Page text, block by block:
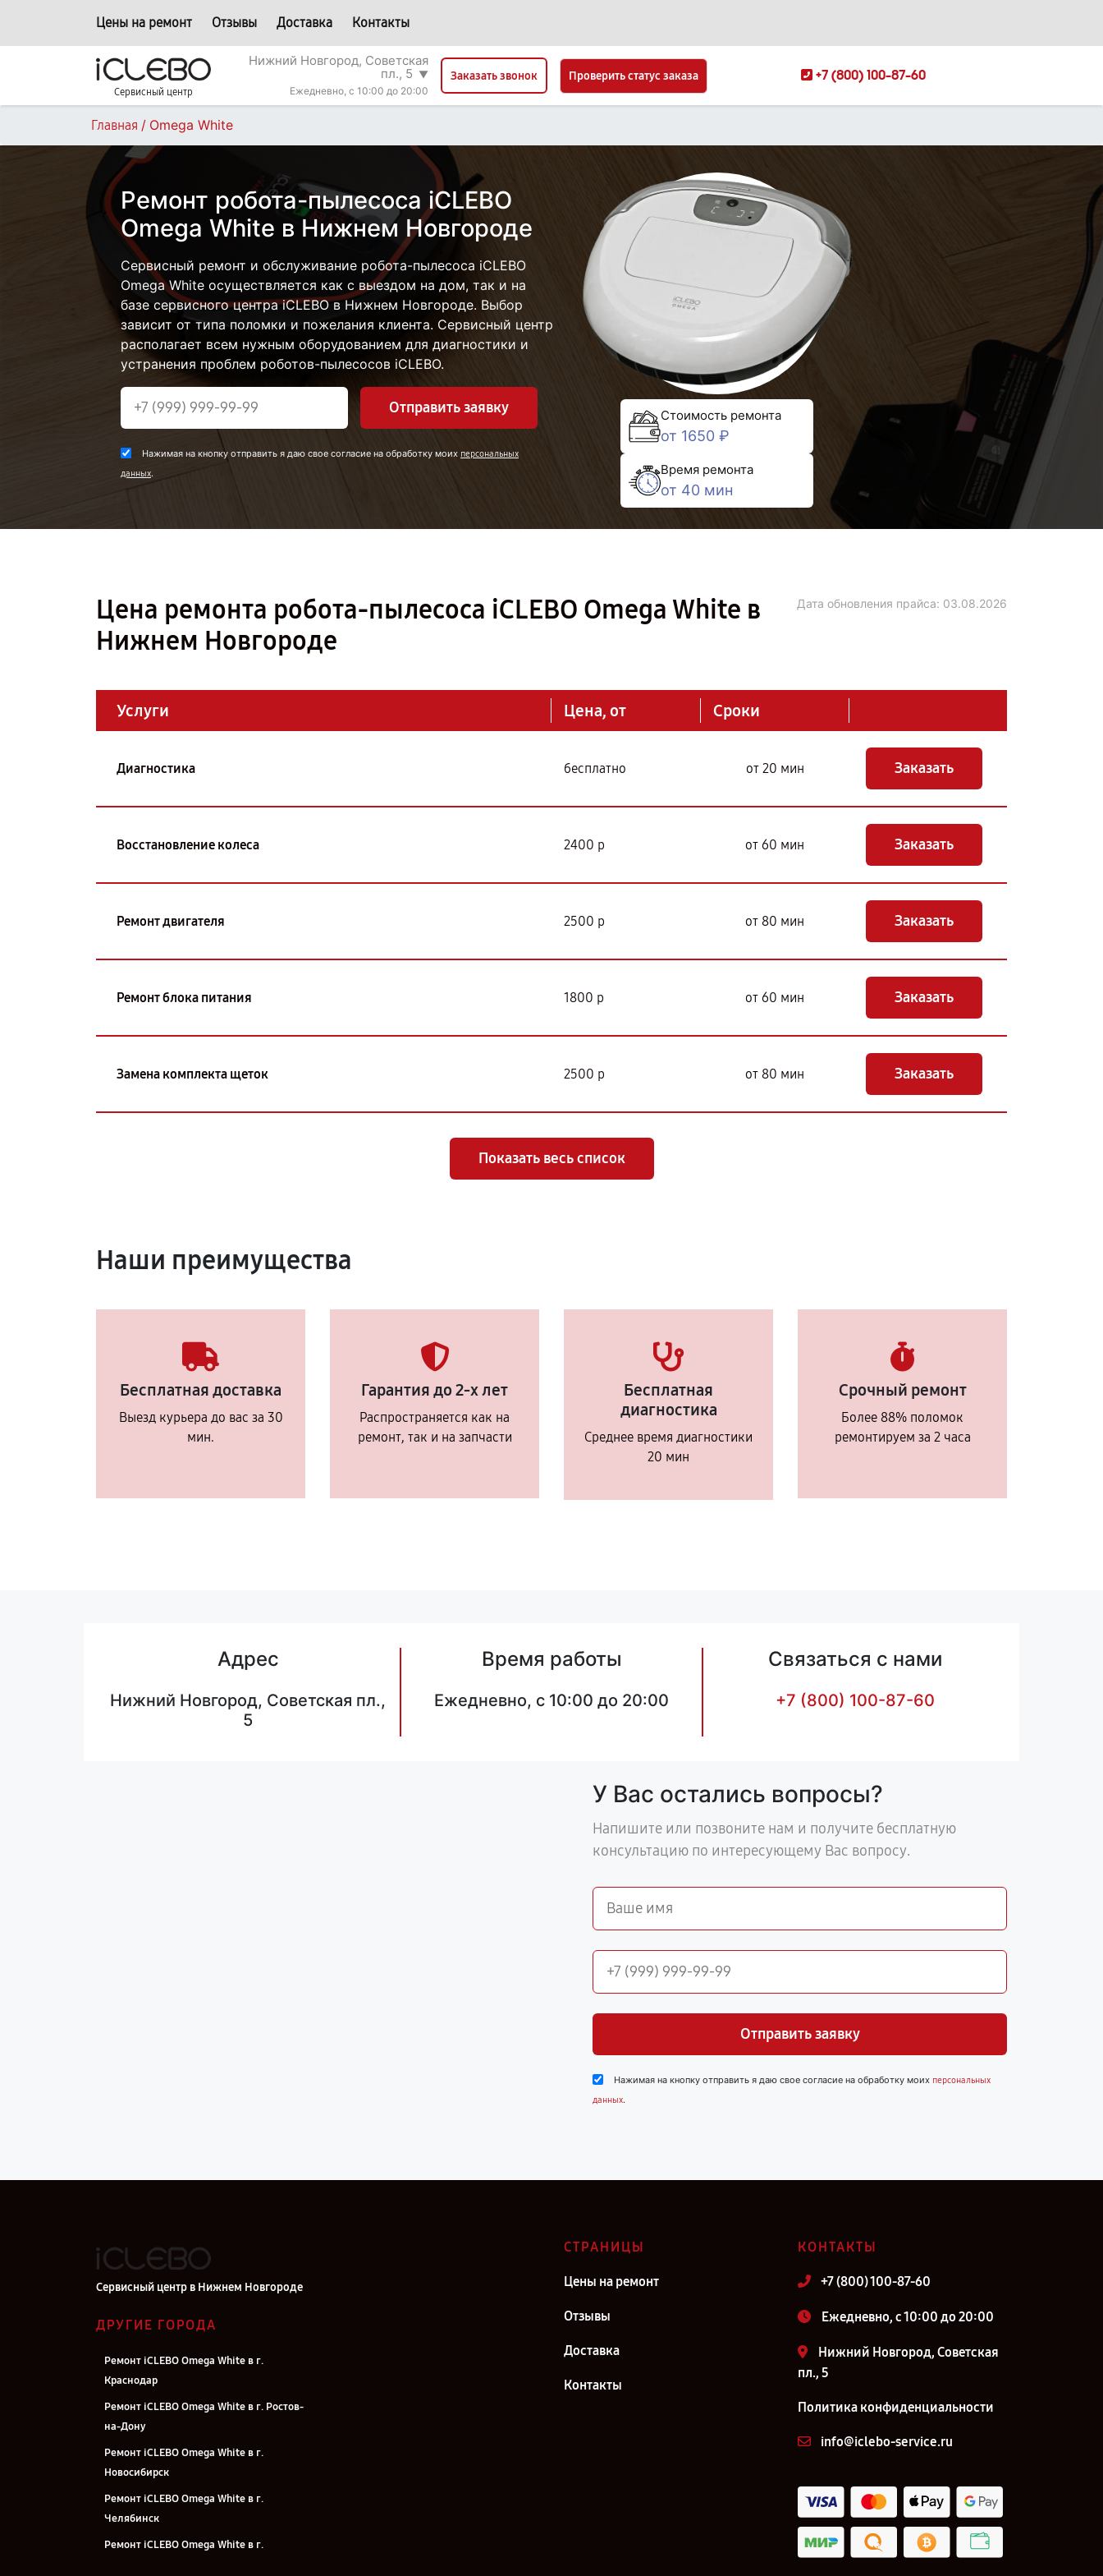
Цены на ремонт Отзывы Доставка Контакты
Сервисный центр
Нижний Новгород, Советская
пл., 5 ▼
Ежедневно, с 10:00 до 20:00
Заказать звонок Проверить статус заказа +7 (800) 100-87-60
Главная / Omega White
Ремонт робота-пылесоса iCLEBO
Omega White в Нижнем Новгороде
Сервисный ремонт и обслуживание робота-пылесоса iCLEBO
Omega White осуществляется как с выездом на дом, так и на
базе сервисного центра iCLEBO в Нижнем Новгороде. Выбор
зависит от типа поломки и пожелания клиента. Сервисный центр
располагает всем нужным оборудованием для диагностики и
устранения проблем роботов-пылесосов iCLEBO.
Отправить заявку
Нажимая на кнопку отправить я даю свое согласие на обработку моих персональных
данных.
Стоимость ремонта
от 1650 ₽
Время ремонта
от 40 мин
Цена ремонта робота-пылесоса iCLEBO Omega White в
Нижнем Новгороде
Дата обновления прайса: 03.08.2026
Услуги Цена, от Сроки
Диагностика бесплатно от 20 мин Заказать
Восстановление колеса 2400 р от 60 мин Заказать
Ремонт двигателя 2500 р от 80 мин Заказать
Ремонт блока питания 1800 р от 60 мин Заказать
Замена комплекта щеток 2500 р от 80 мин Заказать
Показать весь список
Наши преимущества
Бесплатная доставка
Выезд курьера до вас за 30
мин.
Гарантия до 2-х лет
Распространяется как на
ремонт, так и на запчасти
Бесплатная
диагностика
Среднее время диагностики
20 мин
Срочный ремонт
Более 88% поломок
ремонтируем за 2 часа
Адрес
Нижний Новгород, Советская пл.,
5
Время работы
Ежедневно, с 10:00 до 20:00
Связаться с нами
+7 (800) 100-87-60
У Вас остались вопросы?
Напишите или позвоните нам и получите бесплатную
консультацию по интересующему Вас вопросу.
Отправить заявку
Нажимая на кнопку отправить я даю свое согласие на обработку моих персональных
данных.
Сервисный центр в Нижнем Новгороде
ДРУГИЕ ГОРОДА
Ремонт iCLEBO Omega White в г.
Краснодар
Ремонт iCLEBO Omega White в г. Ростов-
на-Дону
Ремонт iCLEBO Omega White в г.
Новосибирск
Ремонт iCLEBO Omega White в г.
Челябинск
Ремонт iCLEBO Omega White в г.
СТРАНИЦЫ
Цены на ремонт
Отзывы
Доставка
Контакты
КОНТАКТЫ
+7 (800) 100-87-60
Ежедневно, с 10:00 до 20:00
Нижний Новгород, Советская
пл., 5
Политика конфиденциальности
info@iclebo-service.ru